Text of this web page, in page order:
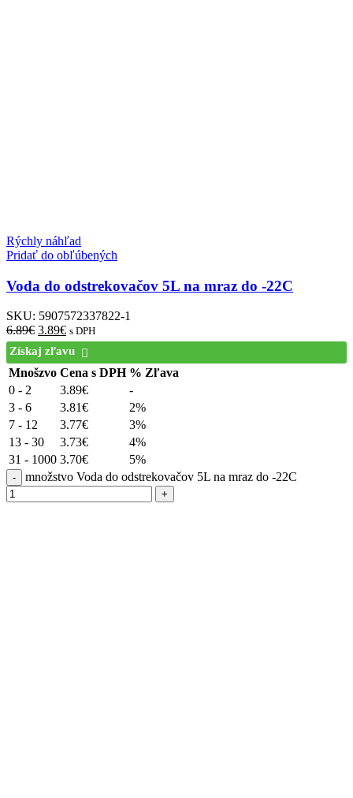
Rýchly náhľad
Pridať do obľúbených
Voda do odstrekovačov 5L na mraz do -22C
SKU: 5907572337822-1
6.89€ 3.89€ s DPH
Získaj zľavu
Mnošzvo Cena s DPH % Zľava
0 - 2
3.89€
-
3 - 6
3.81€
2%
7 - 12
3.77€
3%
13 - 30
3.73€
4%
31 - 1000 3.70€
5%
množstvo Voda do odstrekovačov 5L na mraz do -22C